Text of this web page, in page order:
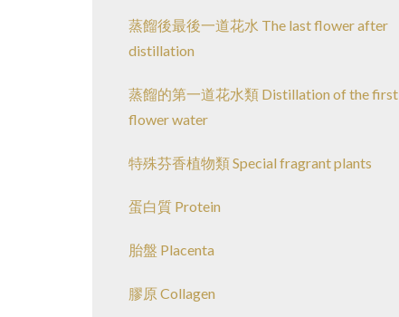
蒸餾後最後一道花水 The last flower after
distillation
蒸餾的第一道花水類 Distillation of the first
flower water
特殊芬香植物類 Special fragrant plants
蛋白質 Protein
胎盤 Placenta
膠原 Collagen